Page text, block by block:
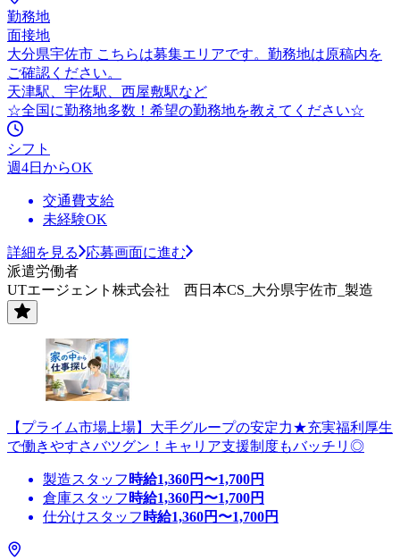
勤務地
面接地
大分県宇佐市 こちらは募集エリアです。勤務地は原稿内を
ご確認ください。
天津駅、宇佐駅、西屋敷駅など
☆全国に勤務地多数！希望の勤務地を教えてください☆
シフト
週4日からOK
交通費支給
未経験OK
詳細を見る
応募画面に進む
派遣労働者
UTエージェント株式会社 西日本CS_大分県宇佐市_製造
【プライム市場上場】大手グループの安定力★充実福利厚生
で働きやすさバツグン！キャリア支援制度もバッチリ◎
製造スタッフ 時給1,360円〜1,700円
倉庫スタッフ 時給1,360円〜1,700円
仕分けスタッフ 時給1,360円〜1,700円